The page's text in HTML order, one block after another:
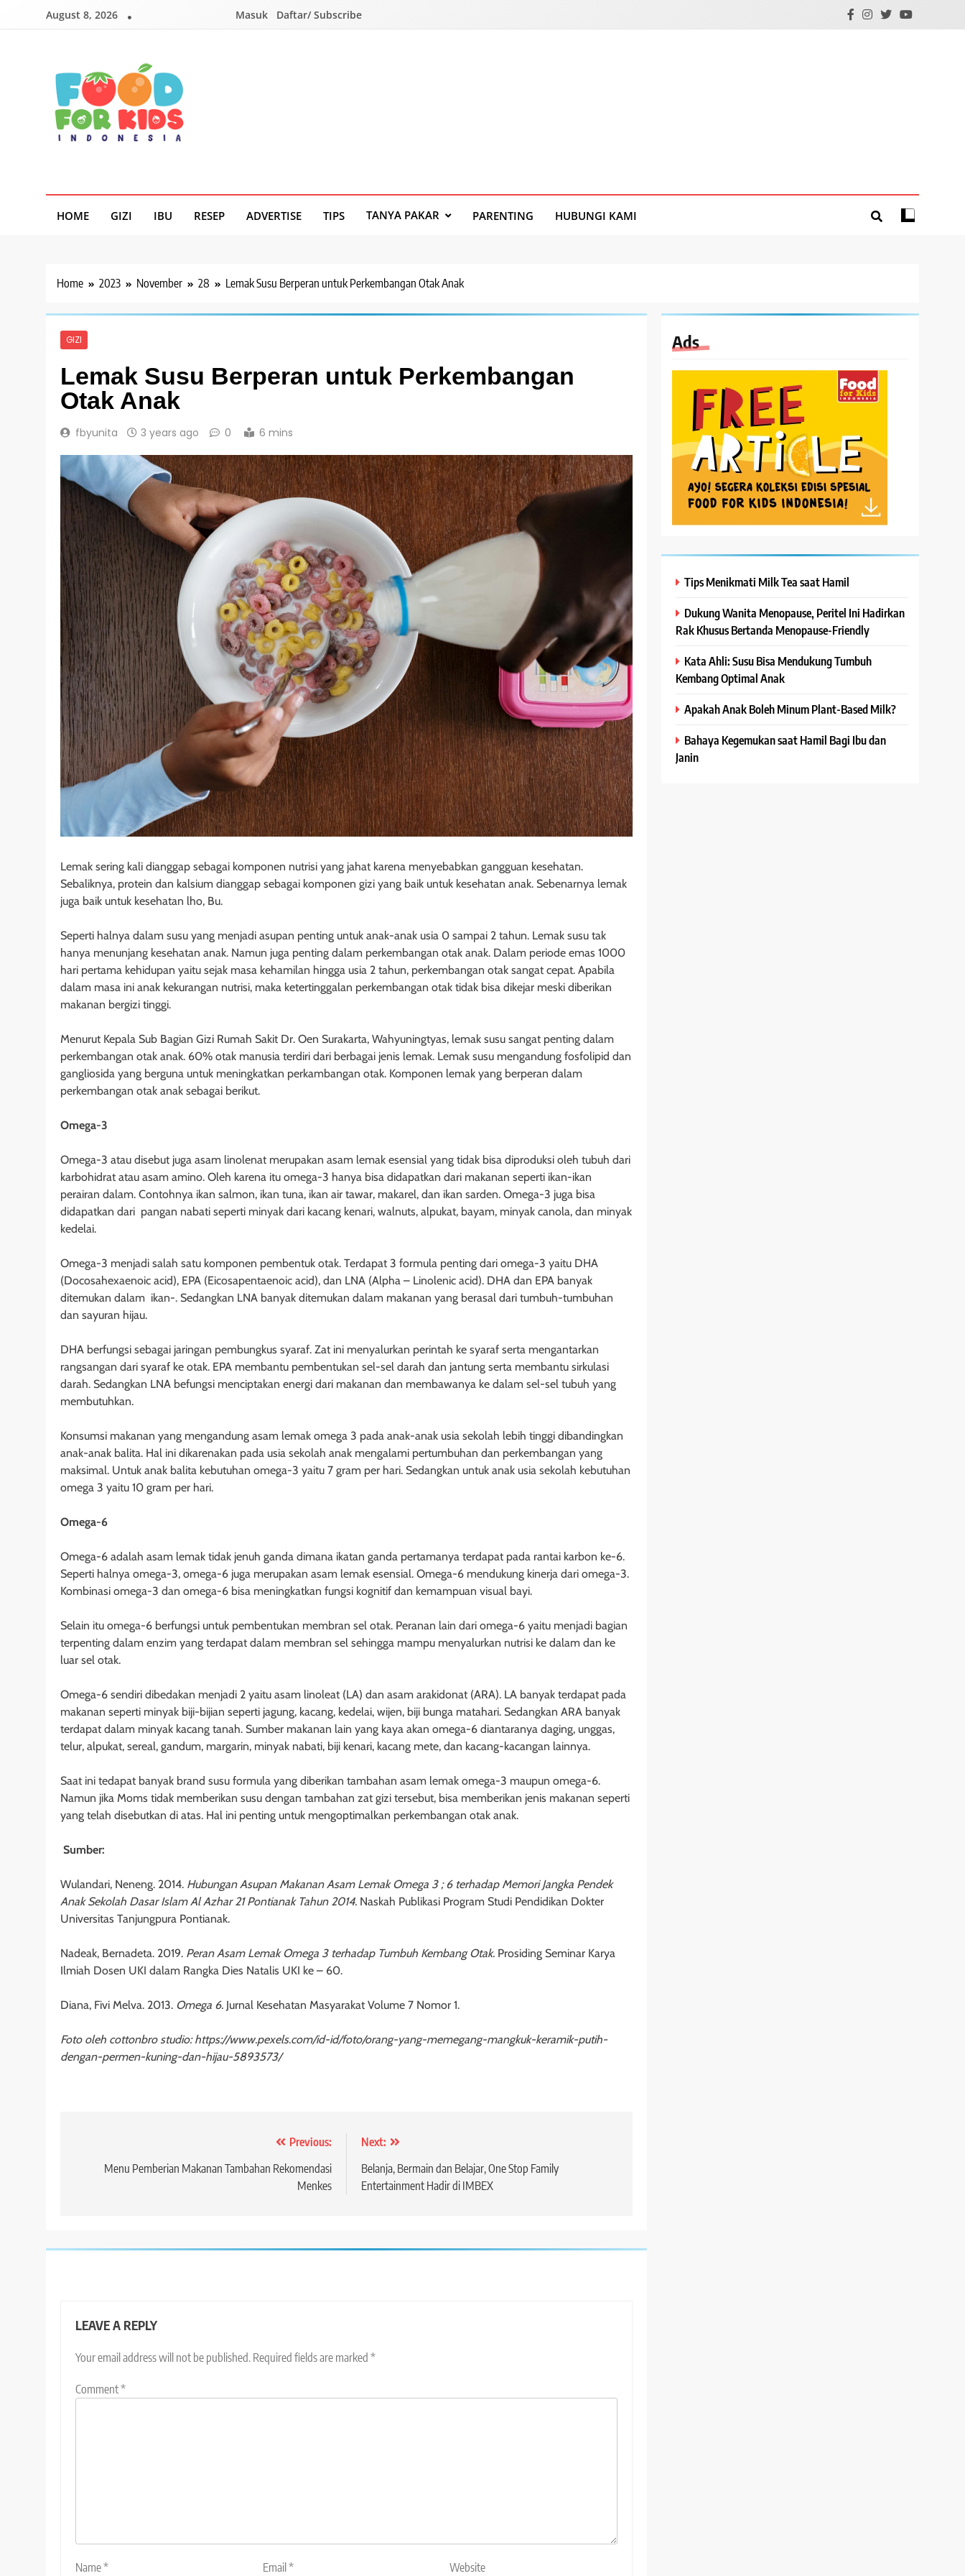
August 8, 2026 Masuk Daftar/ Subscribe
HOME GIZI IBU RESEP ADVERTISE TIPS TANYA PAKAR PARENTING HUBUNGI KAMI
Home 2023 November 28 Lemak Susu Berperan untuk Perkembangan Otak Anak
GIZI
Lemak Susu Berperan untuk Perkembangan
Otak Anak
fbyunita 3 years ago 0 6 mins
Lemak sering kali dianggap sebagai komponen nutrisi yang jahat karena menyebabkan gangguan kesehatan.
Sebaliknya, protein dan kalsium dianggap sebagai komponen gizi yang baik untuk kesehatan anak. Sebenarnya lemak
juga baik untuk kesehatan lho, Bu.
Seperti halnya dalam susu yang menjadi asupan penting untuk anak-anak usia 0 sampai 2 tahun. Lemak susu tak
hanya menunjang kesehatan anak. Namun juga penting dalam perkembangan otak anak. Dalam periode emas 1000
hari pertama kehidupan yaitu sejak masa kehamilan hingga usia 2 tahun, perkembangan otak sangat cepat. Apabila
dalam masa ini anak kekurangan nutrisi, maka ketertinggalan perkembangan otak tidak bisa dikejar meski diberikan
makanan bergizi tinggi.
Menurut Kepala Sub Bagian Gizi Rumah Sakit Dr. Oen Surakarta, Wahyuningtyas, lemak susu sangat penting dalam
perkembangan otak anak. 60% otak manusia terdiri dari berbagai jenis lemak. Lemak susu mengandung fosfolipid dan
gangliosida yang berguna untuk meningkatkan perkambangan otak. Komponen lemak yang berperan dalam
perkembangan otak anak sebagai berikut.
Omega-3
Omega-3 atau disebut juga asam linolenat merupakan asam lemak esensial yang tidak bisa diproduksi oleh tubuh dari
karbohidrat atau asam amino. Oleh karena itu omega-3 hanya bisa didapatkan dari makanan seperti ikan-ikan
perairan dalam. Contohnya ikan salmon, ikan tuna, ikan air tawar, makarel, dan ikan sarden. Omega-3 juga bisa
didapatkan dari pangan nabati seperti minyak dari kacang kenari, walnuts, alpukat, bayam, minyak canola, dan minyak
kedelai.
Omega-3 menjadi salah satu komponen pembentuk otak. Terdapat 3 formula penting dari omega-3 yaitu DHA
(Docosahexaenoic acid), EPA (Eicosapentaenoic acid), dan LNA (Alpha – Linolenic acid). DHA dan EPA banyak
ditemukan dalam ikan-. Sedangkan LNA banyak ditemukan dalam makanan yang berasal dari tumbuh-tumbuhan
dan sayuran hijau.
DHA berfungsi sebagai jaringan pembungkus syaraf. Zat ini menyalurkan perintah ke syaraf serta mengantarkan
rangsangan dari syaraf ke otak. EPA membantu pembentukan sel-sel darah dan jantung serta membantu sirkulasi
darah. Sedangkan LNA befungsi menciptakan energi dari makanan dan membawanya ke dalam sel-sel tubuh yang
membutuhkan.
Konsumsi makanan yang mengandung asam lemak omega 3 pada anak-anak usia sekolah lebih tinggi dibandingkan
anak-anak balita. Hal ini dikarenakan pada usia sekolah anak mengalami pertumbuhan dan perkembangan yang
maksimal. Untuk anak balita kebutuhan omega-3 yaitu 7 gram per hari. Sedangkan untuk anak usia sekolah kebutuhan
omega 3 yaitu 10 gram per hari.
Omega-6
Omega-6 adalah asam lemak tidak jenuh ganda dimana ikatan ganda pertamanya terdapat pada rantai karbon ke-6.
Seperti halnya omega-3, omega-6 juga merupakan asam lemak esensial. Omega-6 mendukung kinerja dari omega-3.
Kombinasi omega-3 dan omega-6 bisa meningkatkan fungsi kognitif dan kemampuan visual bayi.
Selain itu omega-6 berfungsi untuk pembentukan membran sel otak. Peranan lain dari omega-6 yaitu menjadi bagian
terpenting dalam enzim yang terdapat dalam membran sel sehingga mampu menyalurkan nutrisi ke dalam dan ke
luar sel otak.
Omega-6 sendiri dibedakan menjadi 2 yaitu asam linoleat (LA) dan asam arakidonat (ARA). LA banyak terdapat pada
makanan seperti minyak biji-bijian seperti jagung, kacang, kedelai, wijen, biji bunga matahari. Sedangkan ARA banyak
terdapat dalam minyak kacang tanah. Sumber makanan lain yang kaya akan omega-6 diantaranya daging, unggas,
telur, alpukat, sereal, gandum, margarin, minyak nabati, biji kenari, kacang mete, dan kacang-kacangan lainnya.
Saat ini tedapat banyak brand susu formula yang diberikan tambahan asam lemak omega-3 maupun omega-6.
Namun jika Moms tidak memberikan susu dengan tambahan zat gizi tersebut, bisa memberikan jenis makanan seperti
yang telah disebutkan di atas. Hal ini penting untuk mengoptimalkan perkembangan otak anak.
Sumber:
Wulandari, Neneng. 2014. Hubungan Asupan Makanan Asam Lemak Omega 3 ; 6 terhadap Memori Jangka Pendek
Anak Sekolah Dasar Islam Al Azhar 21 Pontianak Tahun 2014. Naskah Publikasi Program Studi Pendidikan Dokter
Universitas Tanjungpura Pontianak.
Nadeak, Bernadeta. 2019. Peran Asam Lemak Omega 3 terhadap Tumbuh Kembang Otak. Prosiding Seminar Karya
Ilmiah Dosen UKI dalam Rangka Dies Natalis UKI ke – 60.
Diana, Fivi Melva. 2013. Omega 6. Jurnal Kesehatan Masyarakat Volume 7 Nomor 1.
Foto oleh cottonbro studio: https://www.pexels.com/id-id/foto/orang-yang-memegang-mangkuk-keramik-putih-
dengan-permen-kuning-dan-hijau-5893573/
navigation
Previous:
Menu Pemberian Makanan Tambahan Rekomendasi
Menkes
Next:
Belanja, Bermain dan Belajar, One Stop Family
Entertainment Hadir di IMBEX
LEAVE A REPLY
Your email address will not be published. Required fields are marked *
Comment*
Name* Email * Website
Ads
Tips Menikmati Milk Tea saat Hamil
Dukung Wanita Menopause, Peritel Ini Hadirkan
Rak Khusus Bertanda Menopause-Friendly
Kata Ahli: Susu Bisa Mendukung Tumbuh
Kembang Optimal Anak
Apakah Anak Boleh Minum Plant-Based Milk?
Bahaya Kegemukan saat Hamil Bagi Ibu dan
Janin